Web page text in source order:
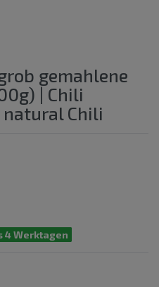
gemahlene
| Chili
natural Chili
4 Werktagen